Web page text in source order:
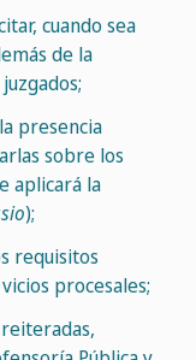
cuando sea
de la
presencia
sobre los
aplicará la
);
requisitos
procesales;